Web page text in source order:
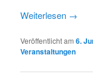
Weiterlesen →
Veröffentlicht am6.
Veranstaltungen